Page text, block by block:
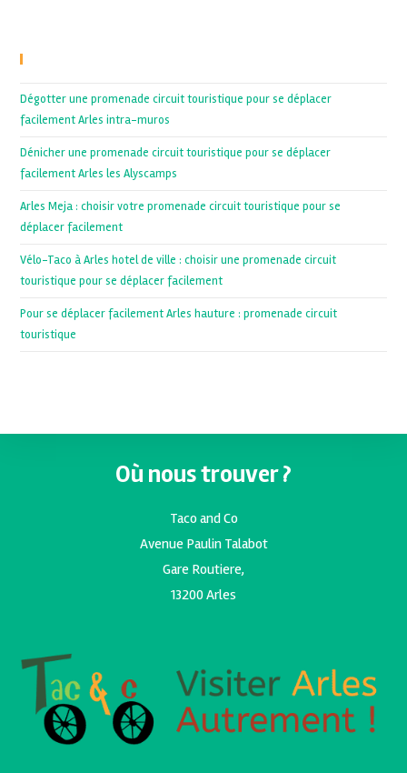
Dégotter une promenade circuit touristique pour se déplacer
facilement Arles intra-muros
Dénicher une promenade circuit touristique pour se déplacer
facilement Arles les Alyscamps
Arles Meja : choisir votre promenade circuit touristique pour se
déplacer facilement
Vélo-Taco à Arles hotel de ville : choisir une promenade circuit
touristique pour se déplacer facilement
Pour se déplacer facilement Arles hauture : promenade circuit
touristique
Où nous trouver ?
Taco and Co
Avenue Paulin Talabot
Gare Routiere,
13200 Arles